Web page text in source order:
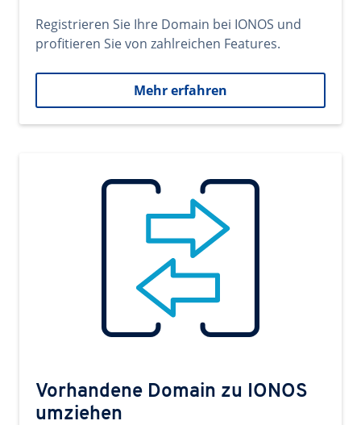
Registrieren Sie Ihre Domain bei IONOS und
profitieren Sie von zahlreichen Features.
Mehr erfahren
Vorhandene Domain zu IONOS
umziehen